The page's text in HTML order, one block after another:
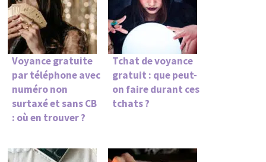
Voyance gratuite
par téléphone avec
numéro non
surtaxé et sans CB
: où en trouver ?
Tchat de voyance
gratuit : que peut-
on faire durant ces
tchats ?